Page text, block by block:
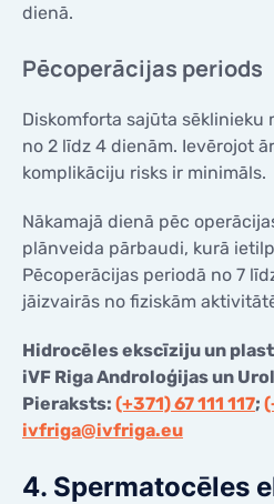
dienā.
Pēcoperācijas periods
Diskomforta sajūta sēklinieku
no 2 līdz 4 dienām. Ievērojot
komplikāciju risks ir minimāls.
Nākamajā dienā pēc
plānveida pārbaudi, kurā
Pēcoperācijas periodā no 7
jāizvairās no fiziskām
Hidrocēles ekscīziju un
iVF Riga Androloģijas un
Pieraksts: (+371) 67 111 117;
ivfriga@ivfriga.eu
4. Spermatocēles